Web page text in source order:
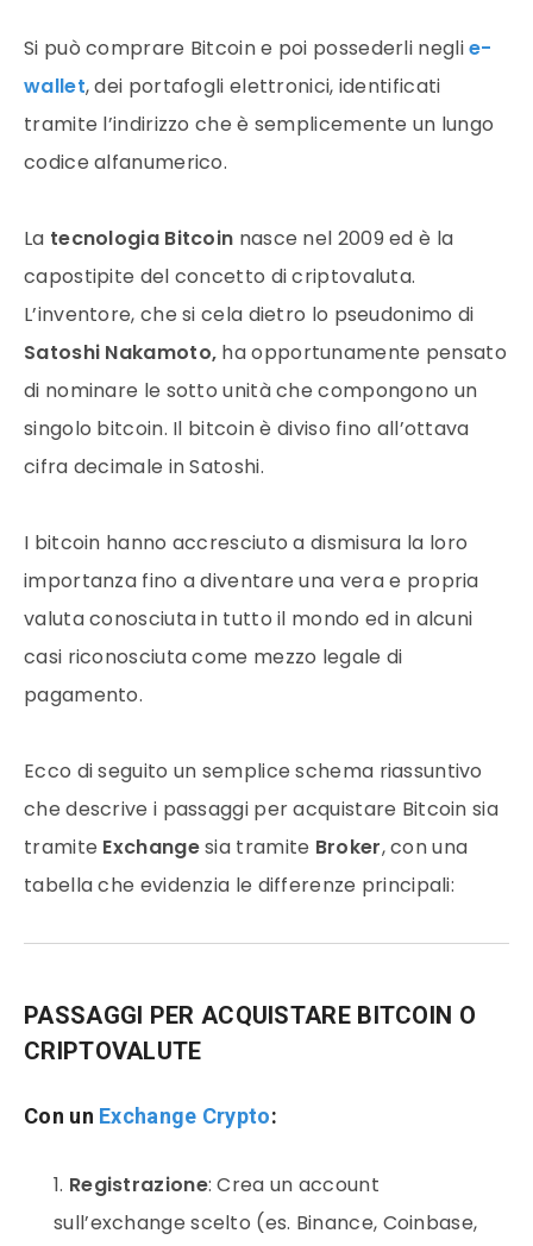
Si può comprare Bitcoine poi possederli neglie-
wallet, dei portafogli elettronici, identificati
tramite l’indirizzo che è semplicemente un lungo
codice alfanumerico.
La tecnologia Bitcoin nasce nel 2009 ed è la
capostipite del concetto dicriptovaluta.
L’inventore, che si cela dietro lo pseudonimo di
Satoshi Nakamoto, ha opportunamente pensato
di nominare le sotto unità che compongono un
singolo bitcoin. Il bitcoinè diviso fino all’ottava
cifra decimale in Satoshi.
I bitcoin hanno accresciuto a dismisura la loro
importanza fino a diventare una vera e propria
valuta conosciuta in tutto il mondo ed in alcuni
casi riconosciuta come mezzo legale di
pagamento.
Ecco di seguito un semplice schema riassuntivo
che descrive i passaggi per acquistare Bitcoin sia
tramite Exchangesia tramite Broker, con una
tabella che evidenzia le differenze principali:
PASSAGGI PER ACQUISTARE BITCOIN O
CRIPTOVALUTE
Con un Exchange Crypto:
Registrazione: Crea un account
sull’exchange scelto (es. Binance, Coinbase,